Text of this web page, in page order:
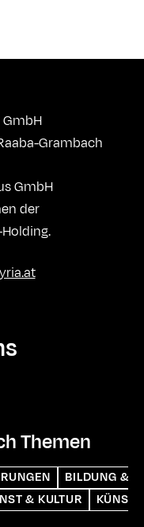
Grambach
GmbH
der
Themen
BILDUNG &
& KULTUR